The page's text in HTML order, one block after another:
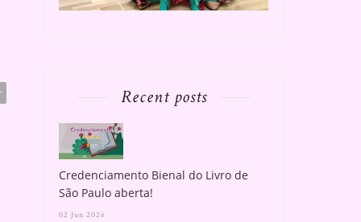
Recent posts
Credenciamento Bienal do Livro de
São Paulo aberta!
02 Jun 2026